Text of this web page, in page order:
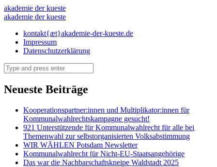
1945-
heute
akademie
der
kueste
akademie der kueste
1945-
heute
akademie
der
kueste
akademie der kueste
Skip
content
kontakt{æt}akademie-der-kueste.de
Impressum
Datenschutzerklärung
Search
Neueste Beiträge
Kooperationspartner:innen und Multiplikator:innen für
Kommunalwahlrechtskampagne gesucht!
921 Unterstützende für Kommunalwahlrecht für alle bei
Themenwahl zur selbstorganisierten Volksabstimmung
WIR WÄHLEN Potsdam Newsletter
Kommunalwahlrecht für Nicht-EU-Staatsangehörige
Das war die Nachbarschaftskneipe Waldstadt 2025